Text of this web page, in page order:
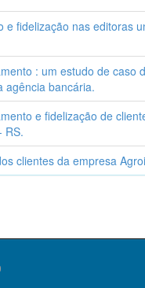
e fidelização nas editoras
: um estudo de caso
agência bancária.
e fidelização de
RS.
clientes da empresa